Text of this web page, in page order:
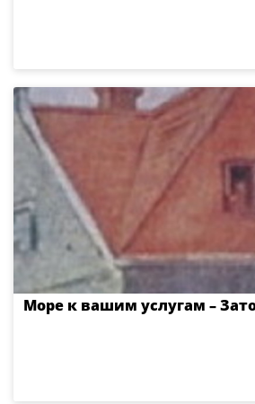
Море к вашим услугам –